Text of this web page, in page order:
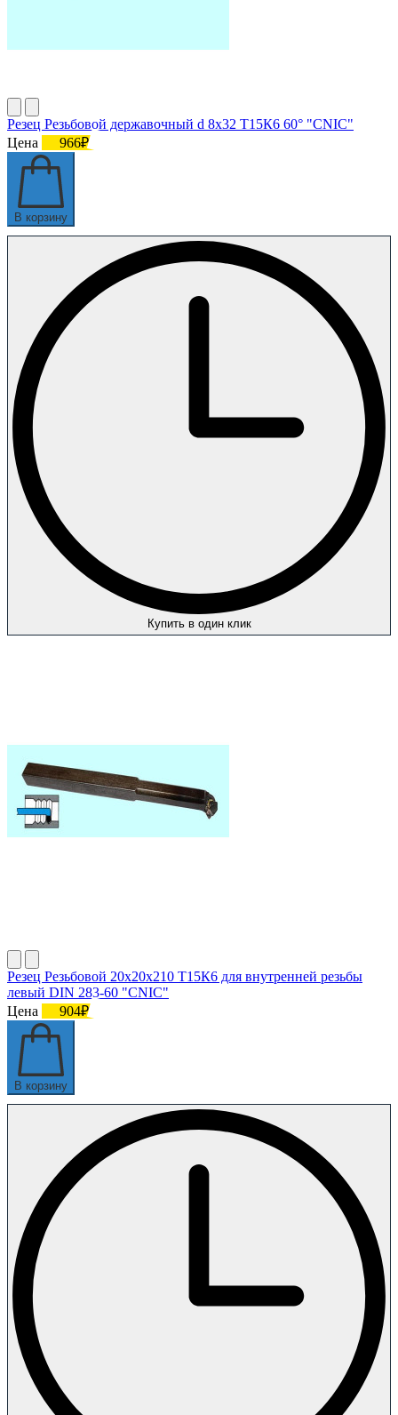
Резец Резьбовой державочный d 8х32 Т15К6 60° "CNIC"
Цена
966₽
В корзину
Купить в один клик
Резец Резьбовой 20х20х210 Т15К6 для внутренней резьбы
левый DIN 283-60 "CNIC"
Цена
904₽
В корзину